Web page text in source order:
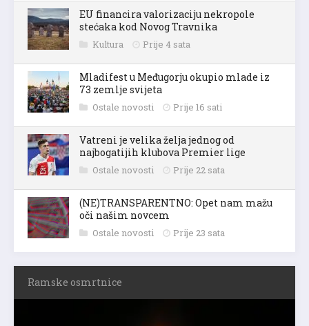
EU financira valorizaciju nekropole
stećaka kod Novog Travnika
Kultura Prije 4 sata
Mladifest u Međugorju okupio mlade iz
73 zemlje svijeta
Ostale novosti Prije 16 sati
Vatreni je velika želja jednog od
najbogatijih klubova Premier lige
Ostale novosti Prije 22 sata
(NE)TRANSPARENTNO: Opet nam mažu
oči našim novcem
Ostale novosti Prije 23 sata
Ramske osmrtnice